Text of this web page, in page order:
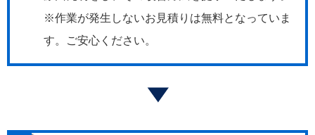
※作業が発生しないお見積りは無料となっていま
す。ご安心ください。